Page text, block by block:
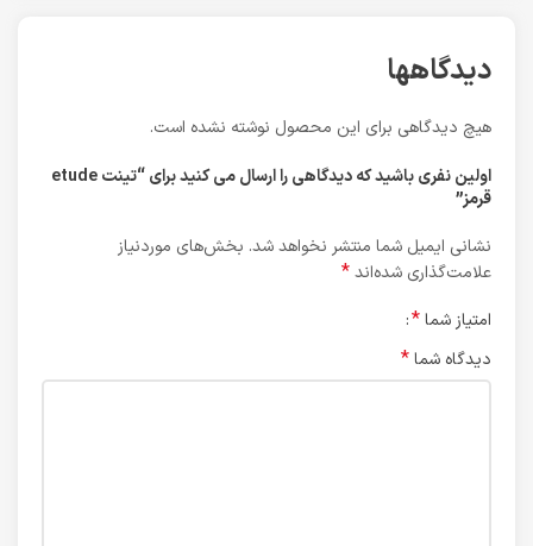
دیدگاهها
هیچ دیدگاهی برای این محصول نوشته نشده است.
اولین نفری باشید که دیدگاهی را ارسال می کنید برای “تینت etude
قرمز”
نشانی ایمیل شما منتشر نخواهد شد. بخش‌های موردنیاز
علامت‌گذاری شده‌اند*
امتیاز شما*
دیدگاه شما*